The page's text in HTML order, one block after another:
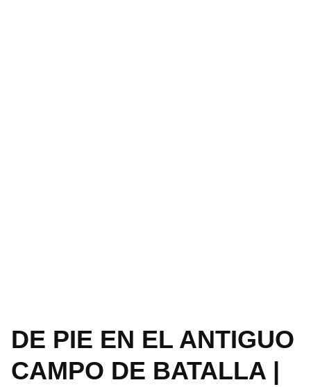
DE PIE EN EL ANTIGUO
CAMPO DE BATALLA |